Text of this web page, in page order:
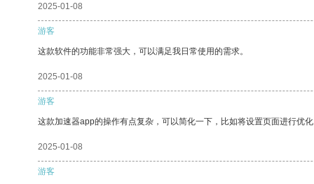
2025-01-08
游客
这款软件的功能非常强大，可以满足我日常使用的需求。
2025-01-08
游客
这款加速器app的操作有点复杂，可以简化一下，比如将设置页面进行优化
2025-01-08
游客